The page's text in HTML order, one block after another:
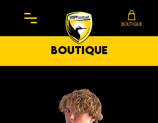
BOUTIQUE
boutique